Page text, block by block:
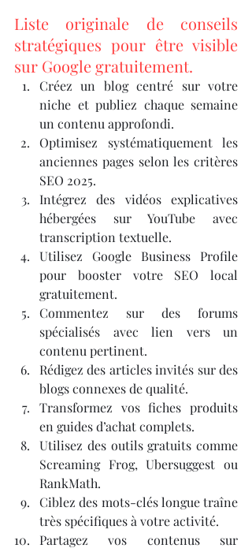
Liste originale de conseils
stratégiques pour être visible
sur Google gratuitement.
Créez un blog centré sur votre
niche et publiez chaque semaine
un contenu approfondi.
Optimisez systématiquement les
anciennes pages selon les critères
SEO 2025.
Intégrez des vidéos explicatives
hébergées sur YouTube avec
transcription textuelle.
Utilisez Google Business Profile
pour booster votre SEO local
gratuitement.
Commentez sur des forums
spécialisés avec lien vers un
contenu pertinent.
Rédigez des articles invités sur des
blogs connexes de qualité.
Transformez vos fiches produits
en guides d’achat complets.
Utilisez des outils gratuits comme
Screaming Frog, Ubersuggest ou
RankMath.
Ciblez des mots-clés longue traîne
très spécifiques à votre activité.
Partagez vos contenus sur